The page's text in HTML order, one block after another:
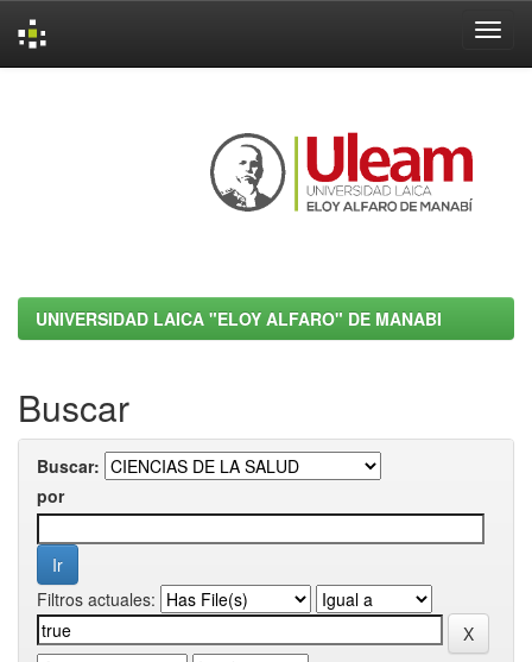
UNIVERSIDAD LAICA "ELOY ALFARO" DE MANABI
Buscar
Buscar:
por
Filtros actuales: